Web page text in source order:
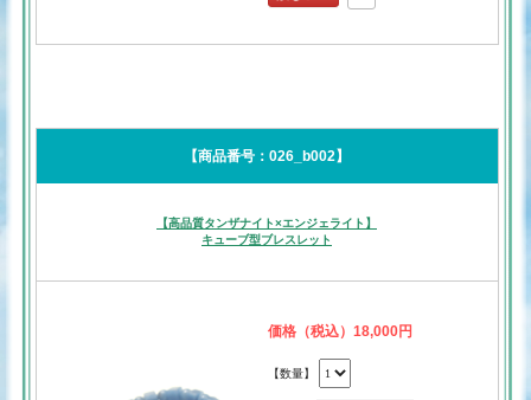
【商品番号：026_b002】
【高品質タンザナイト×エンジェライト】
キューブ型ブレスレット
価格（税込）18,000円
【数量】